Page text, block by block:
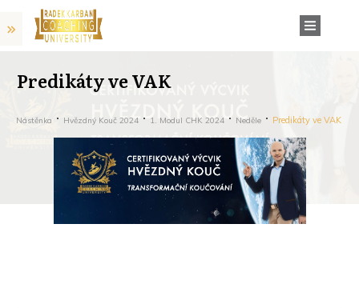
Predikáty ve VAK
Nástěnka Hvězdný Kouč 2024 1. Modul CHK 2024 Neděle Predikáty ve VAK